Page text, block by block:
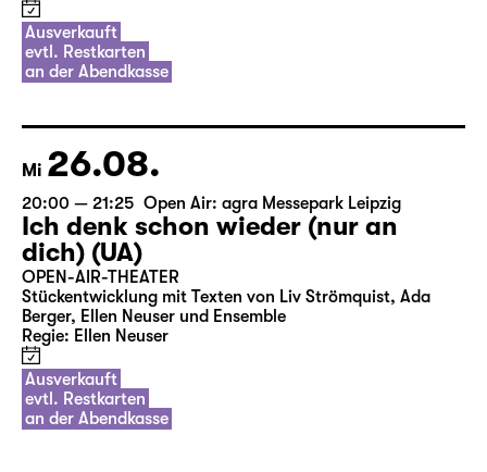
Ausverkauft
evtl. Restkarten
an der Abendkasse
Mi 26.08.
20:00 — 21:25 Open Air: agra Messepark Leipzig
Ich denk schon wieder (nur an
dich) (UA)
OPEN-AIR-THEATER
Stückentwicklung mit Texten von Liv Strömquist, Ada
Berger, Ellen Neuser und Ensemble
Regie: Ellen Neuser
Ausverkauft
evtl. Restkarten
an der Abendkasse